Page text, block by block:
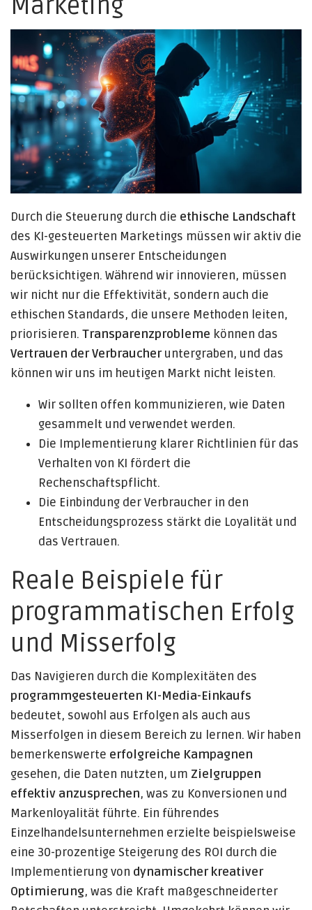
Marketing
Durch die Steuerung durch die ethische Landschaft
des KI-gesteuerten Marketings müssen wir aktiv die
Auswirkungen unserer Entscheidungen
berücksichtigen. Während wir innovieren, müssen
wir nicht nur die Effektivität, sondern auch die
ethischen Standards, die unsere Methoden leiten,
priorisieren. Transparenzprobleme können das
Vertrauen der Verbraucheruntergraben, und das
können wir uns im heutigen Markt nicht leisten.
Wir sollten offen kommunizieren, wie Daten
gesammelt und verwendet werden.
Die Implementierung klarer Richtlinien für das
Verhalten von KI fördert die
Rechenschaftspflicht.
Die Einbindung der Verbraucher in den
Entscheidungsprozess stärkt die Loyalität und
das Vertrauen.
Reale Beispiele für
programmatischen Erfolg
und Misserfolg
Das Navigieren durch die Komplexitäten des
programmgesteuerten KI-Media-Einkaufs
bedeutet, sowohl aus Erfolgen als auch aus
Misserfolgen in diesem Bereich zu lernen. Wir haben
bemerkenswerte erfolgreiche Kampagnen
gesehen, die Daten nutzten, um Zielgruppen
effektiv anzusprechen, was zu Konversionen und
Markenloyalität führte. Ein führendes
Einzelhandelsunternehmen erzielte beispielsweise
eine 30-prozentige Steigerung des ROI durch die
Implementierung von dynamischer kreativer
Optimierung, was die Kraft maßgeschneiderter